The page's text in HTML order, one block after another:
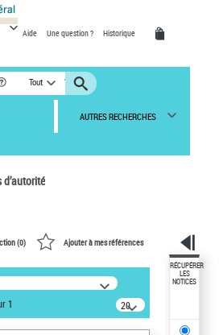
Aide Une question ? Historique
Tout
AUTRES RECHERCHES
les
:
(0) Ajouter à mes références
1
20
résultats/page
RÉCUPÉRER
LES
NOTICES